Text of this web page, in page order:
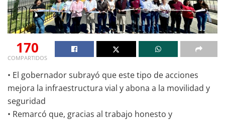
170
COMPARTIDOS
• El gobernador subrayó que este tipo de acciones
mejora la infraestructura vial y abona a la movilidad y
seguridad
• Remarcó que, gracias al trabajo honesto y